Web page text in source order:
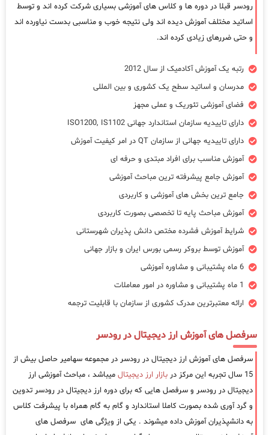
رودسر قبلا در دوره ها و کلاس های آموزشی بسیاری شرکت کرده اند و توسط
اساتید مختلف آموزش دیده اند ولی نتیجه خوب و مناسبی بدست نیاورده اند
و حتی ضررهای زیادی کرده اند.
رتبه یک آموزش آکادمیک از سال 2012
مدرسان و اساتید سطح یک کشوری و بین المللی
فضای آموزشی تئوریک و عملی مجهز
دارای تاییدیه سازمان استاندارد جهانی ISO1200, IS1102
دارای تاییدیه جهانی از سازمان QT در امر کیفیت آموزش
آموزش مناسب برای افراد مبتدی و حرفه ای
آموزش جامع پیشرفته ترین مباحث آموزشی
جامع ترین بخش های آموزشی و کاربردی
آموزش مباحث پایه تا تخصصی بصورت کاربردی
شرایط آموزش فشرده مختص دانش پذیران شهرستانی
آموزش توسط بروکر رسمی بورس ایران و بازار جهانی
6 ماه پشتیبانی و مشاوره آموزشی
1 ماه پشتیبانی و مشاوره در امور معاملات
ارائه معتبرترین مدرک کشوری از سازمان با قابلیت ترجمه
سرفصل های آموزش ارز دیجیتال در رودسر
سرفصل های آموزش ارز دیجیتال در رودسر در مجموعه سهامیر حاصل بیش از
15 سال تجربه این مرکز در
بازار ارز دیجیتال میباشد ، مباحث آموزشی ارز
دیجیتال در رودسر و سرفصل هایی که برای دوره ارز دیجیتال در رودسر تدوین
و گرد آوری شده بصورت کاملا استاندارد و گام به گام همراه با پیشرفت کلاس
به دانشپذیران آموزش داده میشوند . یکی از ویژگی های سرفصل های